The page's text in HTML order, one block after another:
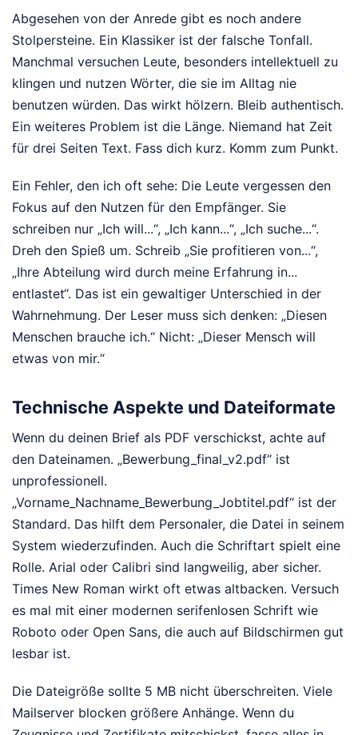
Abgesehen von der Anrede gibt es noch andere
Stolpersteine. Ein Klassiker ist der falsche Tonfall.
Manchmal versuchen Leute, besonders intellektuell zu
klingen und nutzen Wörter, die sie im Alltag nie
benutzen würden. Das wirkt hölzern. Bleib authentisch.
Ein weiteres Problem ist die Länge. Niemand hat Zeit
für drei Seiten Text. Fass dich kurz. Komm zum Punkt.
Ein Fehler, den ich oft sehe: Die Leute vergessen den
Fokus auf den Nutzen für den Empfänger. Sie
schreiben nur „Ich will...“, „Ich kann...“, „Ich suche...“.
Dreh den Spieß um. Schreib „Sie profitieren von...“,
„Ihre Abteilung wird durch meine Erfahrung in...
entlastet“. Das ist ein gewaltiger Unterschied in der
Wahrnehmung. Der Leser muss sich denken: „Diesen
Menschen brauche ich.“ Nicht: „Dieser Mensch will
etwas von mir.“
Technische Aspekte und Dateiformate
Wenn du deinen Brief als PDF verschickst, achte auf
den Dateinamen. „Bewerbung_final_v2.pdf“ ist
unprofessionell.
„Vorname_Nachname_Bewerbung_Jobtitel.pdf“ ist der
Standard. Das hilft dem Personaler, die Datei in seinem
System wiederzufinden. Auch die Schriftart spielt eine
Rolle. Arial oder Calibri sind langweilig, aber sicher.
Times New Roman wirkt oft etwas altbacken. Versuch
es mal mit einer modernen serifenlosen Schrift wie
Roboto oder Open Sans, die auch auf Bildschirmen gut
lesbar ist.
Die Dateigröße sollte 5 MB nicht überschreiten. Viele
Mailserver blocken größere Anhänge. Wenn du